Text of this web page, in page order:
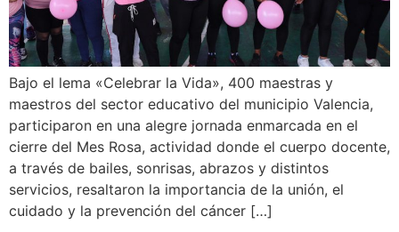
Bajo el lema «Celebrar la Vida», 400 maestras y
maestros del sector educativo del municipio Valencia,
participaron en una alegre jornada enmarcada en el
cierre del Mes Rosa, actividad donde el cuerpo docente,
a través de bailes, sonrisas, abrazos y distintos
servicios, resaltaron la importancia de la unión, el
cuidado y la prevención del cáncer […]